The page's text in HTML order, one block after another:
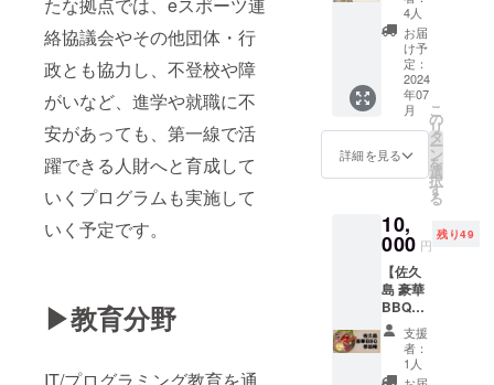
たな拠点では、eスポーツ連
絡協議会やその他団体・行
政とも協力し、不登校や障
がいなど、進学や就職に不
安があっても、第一線で活
躍できる人財へと育成して
いくプログラムも実施して
いく予定です。
▶教育分野
ません
＜撮影
場所＞
・クリ
エイ
ターハ
ウス本
古屋市
千種
クリエ
イター
ハウス
西尾
（愛知
県西尾
市） ・
GUILD
光城
（名古
（火）
、８/２
（火）
のいず
れか 対
学生の
み 時
（13：
00～
14：
30） 会
場：ク
リエイ
ターハ
ウス西
尾教室
や学び
方を身
につけ
ておき
ましょ
う。 す
でに
タッチ
タイピ
級者）
は競技
者レベ
ル（３
段～５
段程
度）の
指導を
うける
対の
ジャン
ルをコ
ラボさ
せた、
今まで
にない
新感覚
のス
す。 パ
ティシ
ても活
躍する4
代目店
主のつ
くる本
格マ
・ス
タッフ
向け活
動報告
のお知
らせ ・
シーク
レット
イベン
トや情
ベント
参加権
西尾市e
スポー
ツ連絡
協議会
のメン
バーと
して西
尾市を
4人
お届
け予
定：
2024
年07
月
詳細を見る
こ
の
リ
タ
ー
ン
を
選
択
す
る
10,
000 円
残り49
【佐久
島 豪華
BBQ参
加権】
（うな
ぎ付）
西尾市
支援
者：
1人